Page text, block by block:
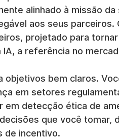
alinhado à missão
aos seus
projetado para
a referência no
objetivos bem claros.
em setores
em detecção ética de
que você tomar,
de incentivo.